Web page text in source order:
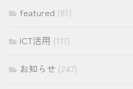
featured (81)
ICT活用 (117)
お知らせ (247)